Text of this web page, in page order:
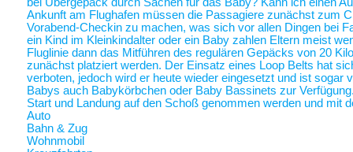
Ankunft am Flughafen müssen die Passagiere zunächst zum
Vorabend-Checkin zu machen, was sich vor allen Dingen bei
ein Kind im Kleinkindalter oder ein Baby zahlen Eltern meist
Fluglinie dann das Mitführen des regulären Gepäcks von 20
zunächst platziert werden. Der Einsatz eines Loop Belts hat
verboten, jedoch wird er heute wieder eingesetzt und ist sogar
Babys auch Babykörbchen oder Baby Bassinets zur
Start und Landung auf den Schoß genommen werden und mit
Auto
Bahn & Zug
Wohnmobil